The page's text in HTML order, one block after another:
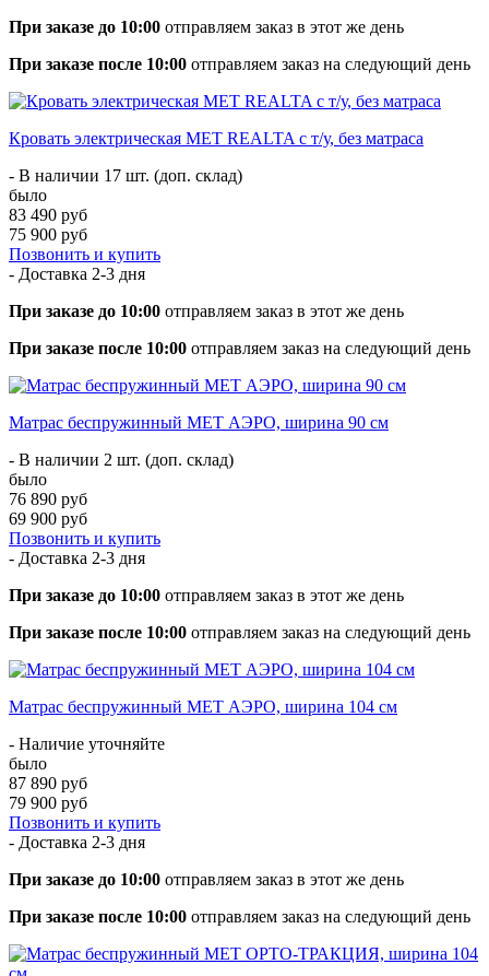
При заказе до 10:00 отправляем заказ в этот же день
При заказе после 10:00 отправляем заказ на следующий день
Кровать электрическая МЕТ REALTA с т/у, без матраса
- В наличии 17 шт. (доп. склад)
было
83 490 руб
75 900 руб
Позвонить и купить
- Доставка 2-3 дня
При заказе до 10:00 отправляем заказ в этот же день
При заказе после 10:00 отправляем заказ на следующий день
Матрас беспружинный МЕТ АЭРО, ширина 90 см
- В наличии 2 шт. (доп. склад)
было
76 890 руб
69 900 руб
Позвонить и купить
- Доставка 2-3 дня
При заказе до 10:00 отправляем заказ в этот же день
При заказе после 10:00 отправляем заказ на следующий день
Матрас беспружинный МЕТ АЭРО, ширина 104 см
- Наличие уточняйте
было
87 890 руб
79 900 руб
Позвонить и купить
- Доставка 2-3 дня
При заказе до 10:00 отправляем заказ в этот же день
При заказе после 10:00 отправляем заказ на следующий день